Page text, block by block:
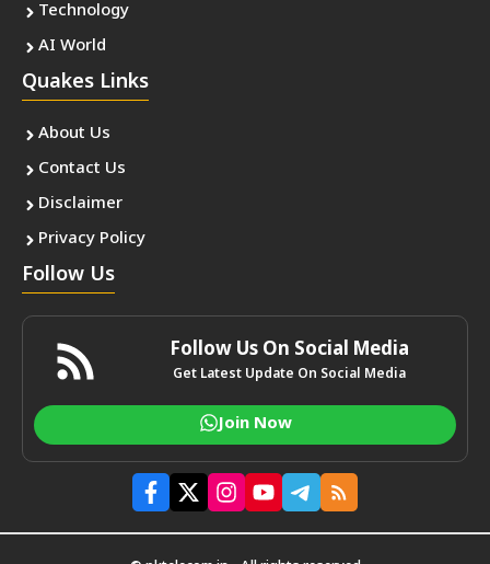
Technology
AI World
Quakes Links
About Us
Contact Us
Disclaimer
Privacy Policy
Follow Us
Follow Us On Social Media
Get Latest Update On Social Media
Join Now